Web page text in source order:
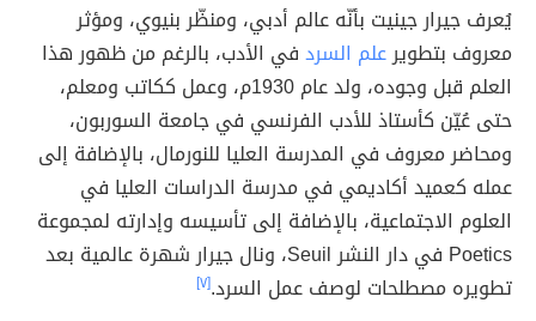
يُعرف جيرار جينيت بأنّه عالم أدبي، ومنظّر بنيوي، ومؤثر
معروف بتطويرعلم السردفي الأدب، بالرغم من ظهور هذا
العلم قبل وجوده، ولد عام 1930م، وعمل ككاتب ومعلم،
حتى عُيّن كأستاذ للأدب الفرنسي في جامعة السوربون،
ومحاضر معروف في المدرسة العليا للنورمال، بالإضافة إلى
عمله كعميد أكاديمي في مدرسة الدراسات العليا في
العلوم الاجتماعية، بالإضافة إلى تأسيسه وإدارته لمجموعة
Poetics في دار النشر Seuil، ونال جيرار شهرة عالمية بعد
تطويره مصطلحات لوصف عمل السرد.[٧]